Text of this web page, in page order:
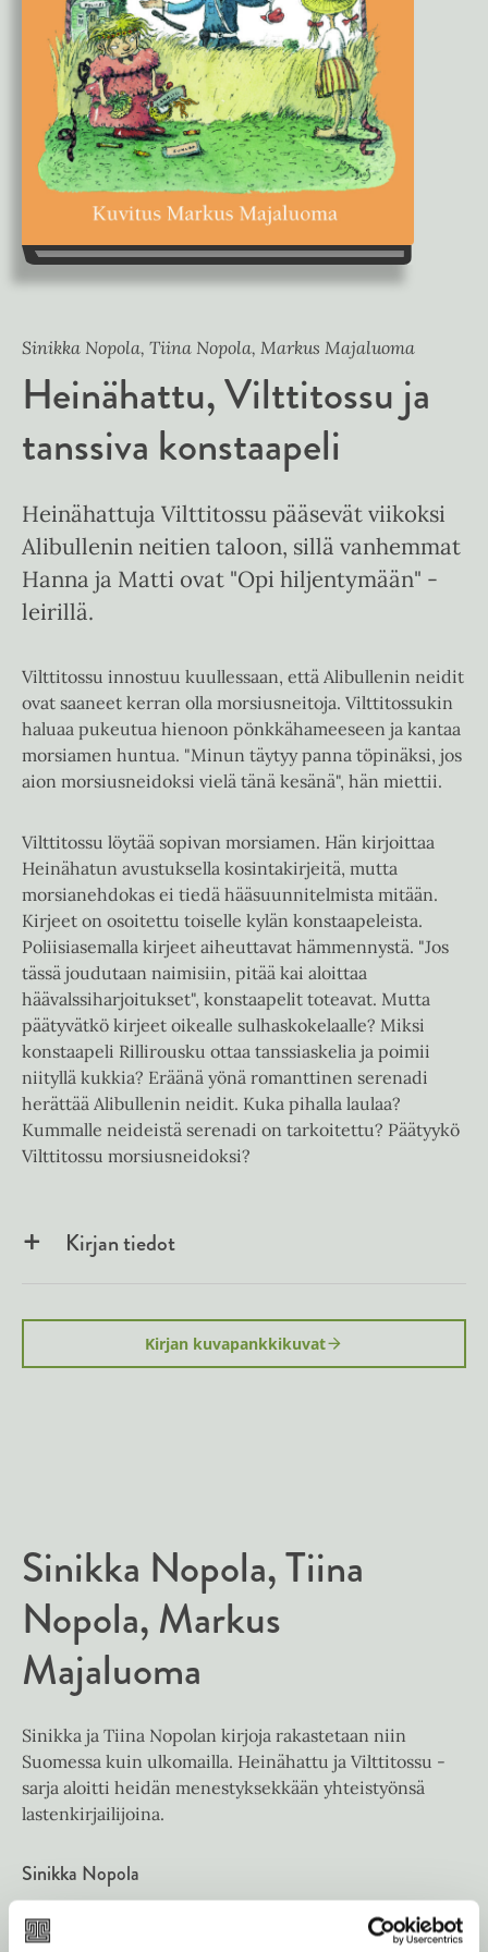
Sinikka Nopola, Tiina Nopola, Markus Majaluoma
Heinähattu, Vilttitossu ja
tanssiva konstaapeli
Heinähattuja Vilttitossu pääsevät viikoksi
Alibullenin neitien taloon, sillä vanhemmat
Hanna ja Matti ovat "Opi hiljentymään" -
leirillä.
Vilttitossu innostuu kuullessaan, että Alibullenin neidit
ovat saaneet kerran olla morsiusneitoja. Vilttitossukin
haluaa pukeutua hienoon pönkkähameeseen ja kantaa
morsiamen huntua. "Minun täytyy panna töpinäksi, jos
aion morsiusneidoksi vielä tänä kesänä", hän miettii.
Vilttitossu löytää sopivan morsiamen. Hän kirjoittaa
Heinähatun avustuksella kosintakirjeitä, mutta
morsianehdokas ei tiedä hääsuunnitelmista mitään.
Kirjeet on osoitettu toiselle kylän konstaapeleista.
Poliisiasemalla kirjeet aiheuttavat hämmennystä. "Jos
tässä joudutaan naimisiin, pitää kai aloittaa
häävalssiharjoitukset", konstaapelit toteavat. Mutta
päätyvätkö kirjeet oikealle sulhaskokelaalle? Miksi
konstaapeli Rillirousku ottaa tanssiaskelia ja poimii
niityllä kukkia? Eräänä yönä romanttinen serenadi
herättää Alibullenin neidit. Kuka pihalla laulaa?
Kummalle neideistä serenadi on tarkoitettu? Päätyykö
Vilttitossu morsiusneidoksi?
Kirjan tiedot
Kirjan kuvapankkikuvat
Sinikka Nopola Tiina
Nopola Markus
Majaluoma
Sinikka ja Tiina Nopolan kirjoja rakastetaan niin
Suomessa kuin ulkomailla. Heinähattu ja Vilttitossu -
sarja aloitti heidän menestyksekkään yhteistyönsä
lastenkirjailijoina.
Sinikka Nopola
Lue lisää tekijästä
S
i